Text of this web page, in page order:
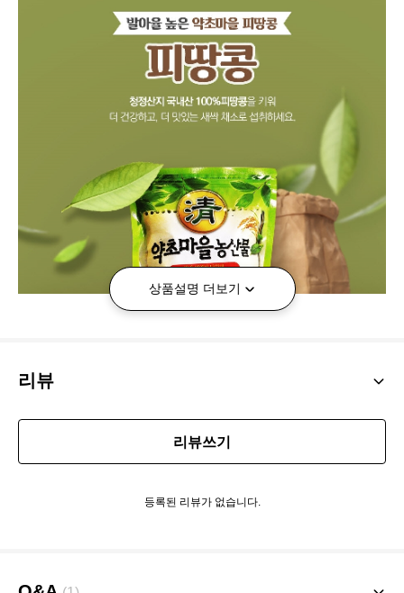
상품설명 더보기
리뷰
리뷰쓰기
등록된 리뷰가 없습니다.